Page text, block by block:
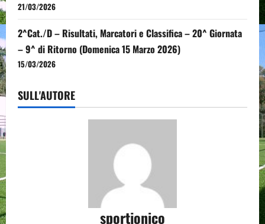
21/03/2026
2^Cat./D – Risultati, Marcatori e Classifica – 20^ Giornata
– 9^ di Ritorno (Domenica 15 Marzo 2026)
15/03/2026
SULL'AUTORE
sportjonico